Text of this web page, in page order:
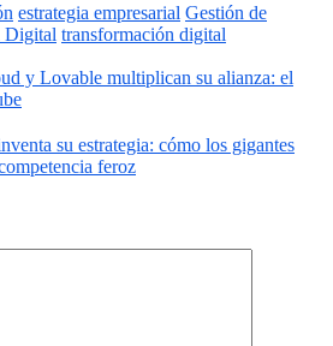
estrategia empresarial Gestión de
Digital transformación digital
y Lovable multiplican su alianza: el
su estrategia: cómo los gigantes
feroz